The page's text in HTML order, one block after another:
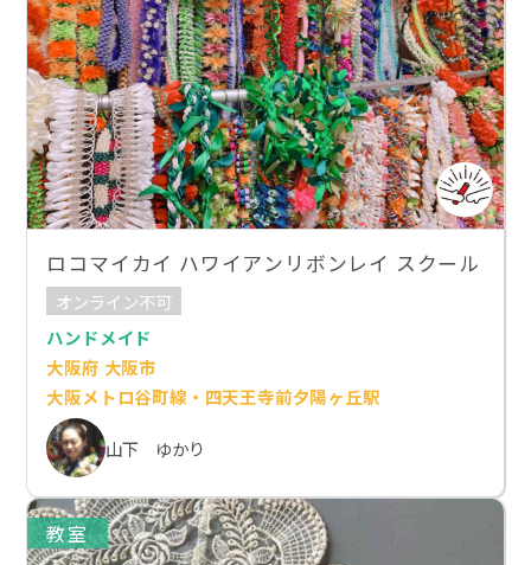
ロコマイカイ ハワイアンリボンレイ スクール
オンライン不可
ハンドメイド
大阪府 大阪市
大阪メトロ谷町線・四天王寺前夕陽ヶ丘駅
山下 ゆかり
教室